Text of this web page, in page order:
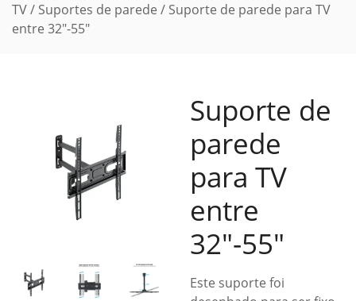
TV/ Suportes de parede / Suporte de parede para TV
entre 32″-55″
Suporte de
parede
para TV
entre
32″-55″
Este suporte foi